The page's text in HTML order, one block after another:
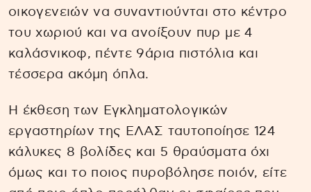
οικογενειών να συναντιούνται στο κέντρο
του χωριού και να ανοίξουν πυρ με 4
καλάσνικοφ, πέντε 9άρια πιστόλια και
τέσσερα ακόμη όπλα.
Η έκθεση των Εγκληματολογικών
εργαστηρίων της ΕΛΑΣ ταυτοποίησε 124
κάλυκες 8 βολίδες και 5 θραύσματα όχι
όμως και το ποιος πυροβόλησε ποιόν, είτε